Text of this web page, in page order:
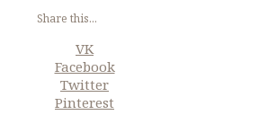
Share this...
VK
Facebook
Twitter
Pinterest